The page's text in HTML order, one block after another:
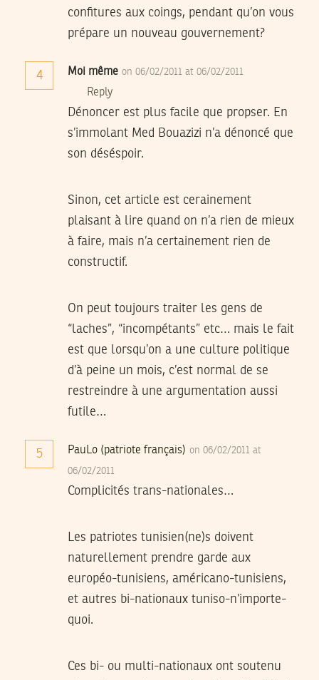
confitures aux coings, pendant qu’on vous
prépare un nouveau gouvernement?
4 Moi même on 06/02/2011 at 06/02/2011
Reply
Dénoncer est plus facile que propser. En
s’immolant Med Bouazizi n’a dénoncé que
son déséspoir.
Sinon, cet article est cerainement
plaisant à lire quand on n’a rien de mieux
à faire, mais n’a certainement rien de
constructif.
On peut toujours traiter les gens de
“laches”, “incompétants” etc… mais le fait
est que lorsqu’on a une culture politique
d’à peine un mois, c’est normal de se
restreindre à une argumentation aussi
futile…
5 PauLo (patriote français) on 06/02/2011 at
06/02/2011
Complicités trans-nationales…
Les patriotes tunisien(ne)s doivent
naturellement prendre garde aux
européo-tunisiens, américano-tunisiens,
et autres bi-nationaux tuniso-n’importe-
quoi.
Ces bi- ou multi-nationaux ont soutenu